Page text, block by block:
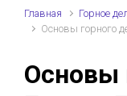
Главная
Горное
Основы горного
Основы